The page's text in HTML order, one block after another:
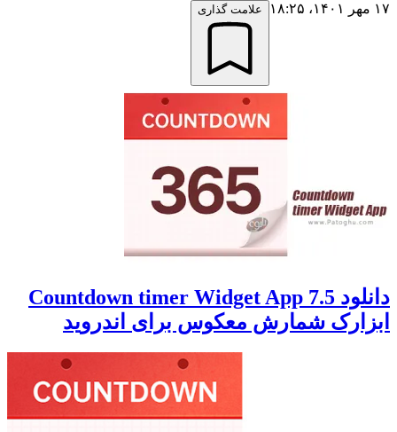
۱۷ مهر ۱۴۰۱،‏ ۱۸:۲۵
علامت گذاری
دانلود 7.5 Countdown timer Widget App
ابزارک شمارش معکوس برای اندروید